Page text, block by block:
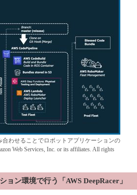
合わせることでロボットアプリケーションの
Web Services, Inc. or its affiliates. All rights
ョン環境で行う「AWS DeepRacer」